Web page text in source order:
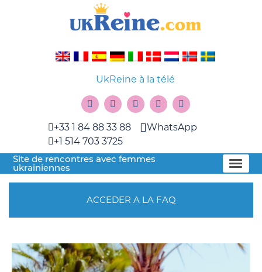
UkReine à la télé
+33 1 84 88 33 88
+1 514 703 3725
WhatsApp
Site de rencontres avec femmes
ukrainiennes
ACCEDER A LA FAQ